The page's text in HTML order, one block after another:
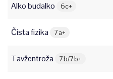
Alko budalko 6c+
Čista fizika 7a+
Tavžentroža 7b/7b+